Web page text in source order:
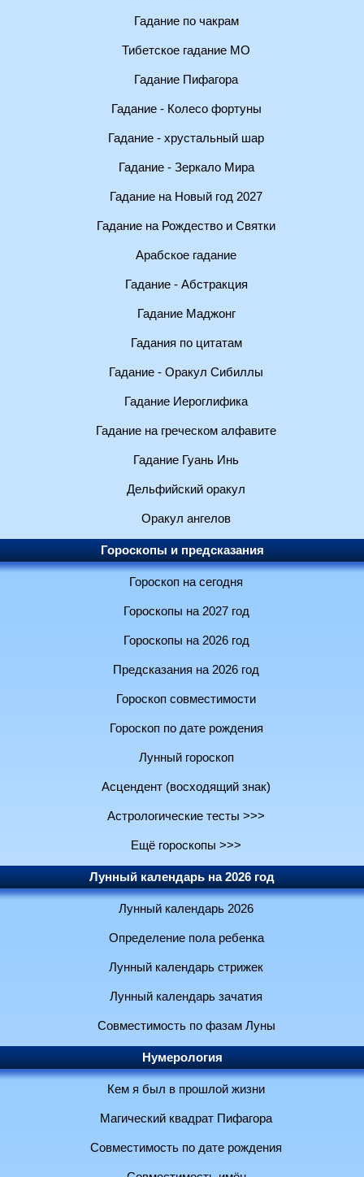
Гадание по чакрам
Тибетское гадание МО
Гадание Пифагора
Гадание - Колесо фортуны
Гадание - хрустальный шар
Гадание - Зеркало Мира
Гадание на Новый год 2027
Гадание на Рождество и Святки
Арабское гадание
Гадание - Абстракция
Гадание Маджонг
Гадания по цитатам
Гадание - Оракул Сибиллы
Гадание Иероглифика
Гадание на греческом алфавите
Гадание Гуань Инь
Дельфийский оракул
Оракул ангелов
Гороскопы и предсказания
Гороскоп на сегодня
Гороскопы на 2027 год
Гороскопы на 2026 год
Предсказания на 2026 год
Гороскоп совместимости
Гороскоп по дате рождения
Лунный гороскоп
Асцендент (восходящий знак)
Астрологические тесты >>>
Ещё гороскопы >>>
Лунный календарь на 2026 год
Лунный календарь 2026
Определение пола ребенка
Лунный календарь стрижек
Лунный календарь зачатия
Совместимость по фазам Луны
Нумерология
Кем я был в прошлой жизни
Магический квадрат Пифагора
Совместимость по дате рождения